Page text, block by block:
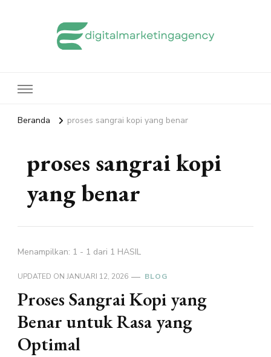
Beranda proses sangrai kopi yang benar
proses sangrai kopi
yang benar
Menampilkan: 1 - 1 dari 1 HASIL
UPDATED ON JANUARI 12, 2026 BLOG
Proses Sangrai Kopi yang
Benar untuk Rasa yang
Optimal